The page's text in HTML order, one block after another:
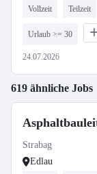
Vollzeit Teilzeit
Urlaub >= 30
24.07.2026
619 ähnliche Jobs
Strabag
Edlau